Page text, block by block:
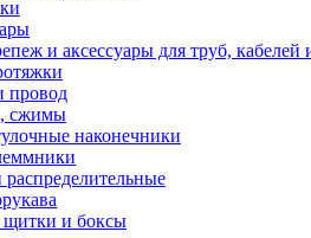
и аксессуары для труб, кабелей
провод
сжимы
наконечники
и боксы